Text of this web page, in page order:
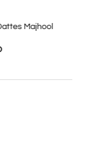
Majhool